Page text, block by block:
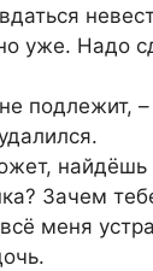
уже. Надо
подлежит,
найдёшь
Зачем
меня